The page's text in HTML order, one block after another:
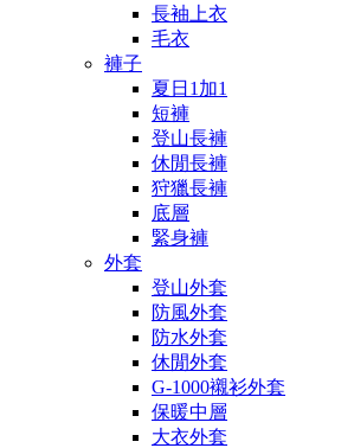
長袖上衣
毛衣
褲子
夏日1加1
短褲
登山長褲
休閒長褲
狩獵長褲
底層
緊身褲
外套
登山外套
防風外套
防水外套
休閒外套
G-1000襯衫外套
保暖中層
大衣外套